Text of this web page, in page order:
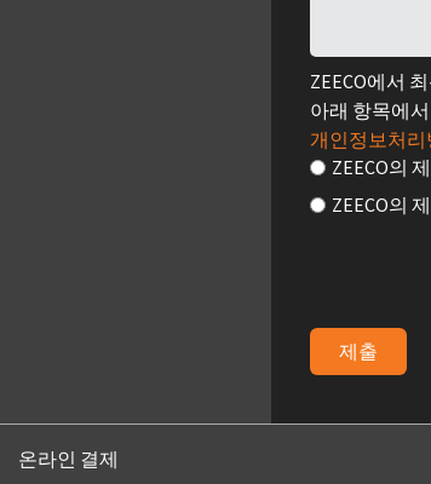
ZEECO에서
아래 항목에
개인정보처리
ZEECO의
ZEECO의
온라인 결제